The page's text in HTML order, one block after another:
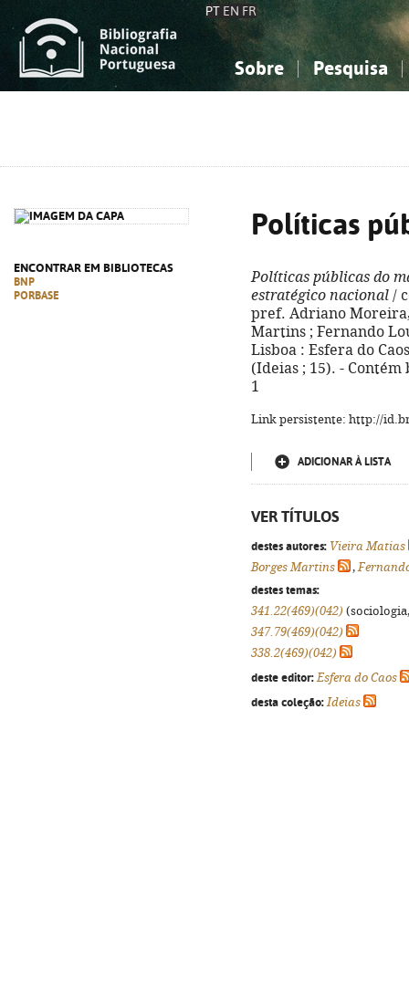
PT EN FR
Sobre Pesquisa
ENCONTRAR EM BIBLIOTECAS
BNP
PORBASE
Políticas
Políticas públicas do
estratégico nacional /
pref. Adriano
Martins ; Fernando
Lisboa : Esfera do
(Ideias ; 15). - Contém
1
Link persistente: http://
ADICIONAR À LISTA
VER TÍTULOS
destes autores: Vieira Matias
Borges Martins
,
destes temas:
341.22(469)(042)
347.79(469)(042)
338.2(469)(042)
deste editor: Esfera do Caos
desta coleção: Ideias